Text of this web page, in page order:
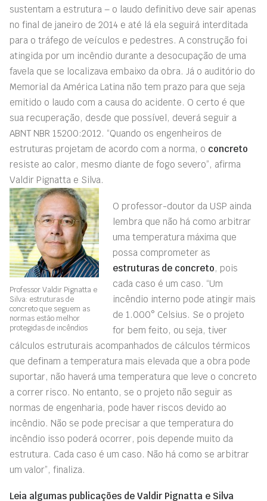
sustentam a estrutura – o laudo definitivo deve sair apenas
no final de janeiro de 2014 e até lá ela seguirá interditada
para o tráfego de veículos e pedestres. A construção foi
atingida por um incêndio durante a desocupação de uma
favela que se localizava embaixo da obra. Já o auditório do
Memorial da América Latina não tem prazo para que seja
emitido o laudo com a causa do acidente. O certo é que
sua recuperação, desde que possível, deverá seguir a
ABNT NBR 15200:2012. “Quando os engenheiros de
estruturas projetam de acordo com a norma, o concreto
resiste ao calor, mesmo diante de fogo severo”, afirma
Valdir Pignatta e Silva.
Professor Valdir Pignatta e
Silva: estruturas de
concreto que seguem as
normas estão melhor
protegidas de incêndios
O professor-doutor da USP ainda
lembra que não há como arbitrar
uma temperatura máxima que
possa comprometer as
estruturas de concreto, pois
cada caso é um caso. “Um
incêndio interno pode atingir mais
de 1.000° Celsius. Se o projeto
for bem feito, ou seja, tiver
cálculos estruturais acompanhados de cálculos térmicos
que definam a temperatura mais elevada que a obra pode
suportar, não haverá uma temperatura que leve o concreto
a correr risco. No entanto, se o projeto não seguir as
normas de engenharia, pode haver riscos devido ao
incêndio. Não se pode precisar a que temperatura do
incêndio isso poderá ocorrer, pois depende muito da
estrutura. Cada caso é um caso. Não há como se arbitrar
um valor”, finaliza.
Leia algumas publicações de Valdir Pignatta e Silva